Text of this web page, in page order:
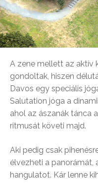
A zene mellett az aktív
gondoltak, hiszen
Davos egy speciális
Salutation jóga a
ahol az ászanák tánca
ritmusát követi majd.
Aki pedig csak
élvezheti a panorámát,
hangulatot. Kár lenne